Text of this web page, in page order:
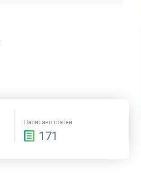
Написано статей
171